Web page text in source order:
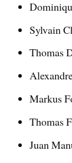
Sylvain
Thomas
Markus
Thomas
Juan